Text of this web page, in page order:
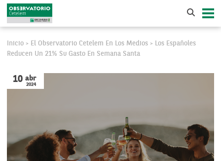
Inicio > El Observatorio Cetelem En Los Medios >
Los Españoles
Reducen Un 21% Su Gasto En Semana Santa
10 abr
2024